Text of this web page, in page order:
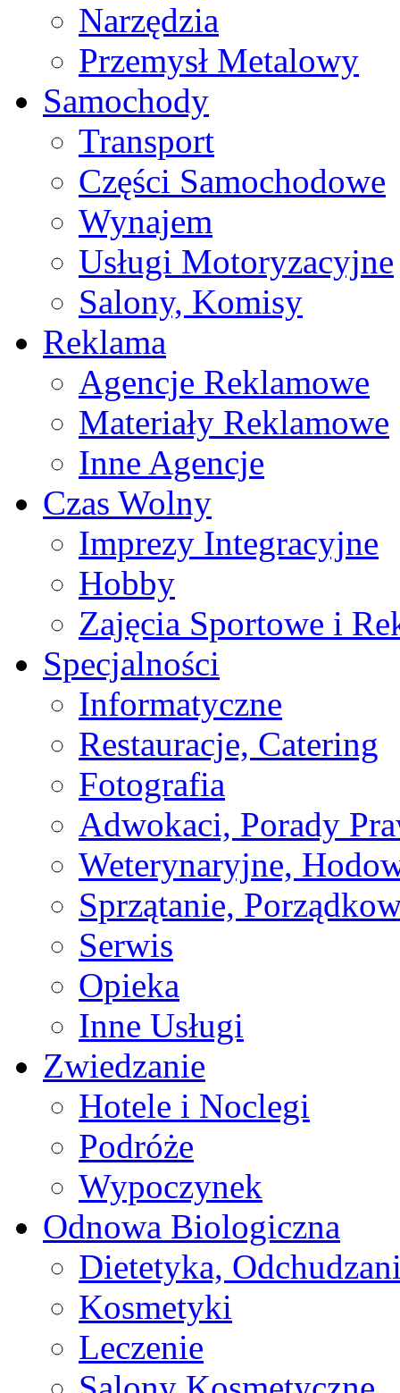
Narzędzia
Przemysł Metalowy
Samochody
Transport
Części Samochodowe
Wynajem
Usługi Motoryzacyjne
Salony, Komisy
Reklama
Agencje Reklamowe
Materiały Reklamowe
Inne Agencje
Czas Wolny
Imprezy Integracyjne
Hobby
Zajęcia Sportowe i
Specjalności
Informatyczne
Restauracje, Catering
Fotografia
Adwokaci, Porady
Weterynaryjne,
Sprzątanie,
Serwis
Opieka
Inne Usługi
Zwiedzanie
Hotele i Noclegi
Podróże
Wypoczynek
Odnowa Biologiczna
Dietetyka,
Kosmetyki
Leczenie